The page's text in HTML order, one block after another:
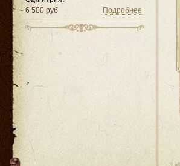
Подробнее
6 500 руб